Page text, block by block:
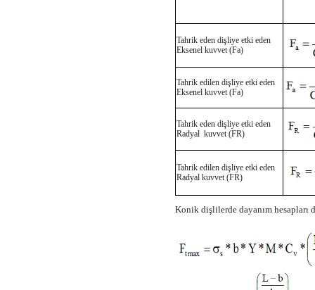
Tahrik eden dişliye etki eden
Eksenel kuvvet (Fa)
Tahrik edilen dişliye etki eden
Eksenel kuvvet (Fa)
Tahrik eden dişliye etki eden
Radyal kuvvet (FR)
Tahrik edilen dişliye etki eden
Radyal kuvvet (FR)
Konik dişlilerde dayanım hesapları